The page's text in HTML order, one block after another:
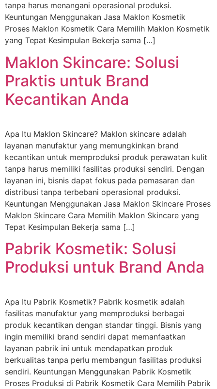
tanpa harus menangani operasional produksi.
Keuntungan Menggunakan Jasa Maklon Kosmetik
Proses Maklon Kosmetik Cara Memilih Maklon Kosmetik
yang Tepat Kesimpulan Bekerja sama […]
Maklon Skincare: Solusi
Praktis untuk Brand
Kecantikan Anda
Apa Itu Maklon Skincare? Maklon skincare adalah
layanan manufaktur yang memungkinkan brand
kecantikan untuk memproduksi produk perawatan kulit
tanpa harus memiliki fasilitas produksi sendiri. Dengan
layanan ini, bisnis dapat fokus pada pemasaran dan
distribusi tanpa terbebani operasional produksi.
Keuntungan Menggunakan Jasa Maklon Skincare Proses
Maklon Skincare Cara Memilih Maklon Skincare yang
Tepat Kesimpulan Bekerja sama […]
Pabrik Kosmetik: Solusi
Produksi untuk Brand Anda
Apa Itu Pabrik Kosmetik? Pabrik kosmetik adalah
fasilitas manufaktur yang memproduksi berbagai
produk kecantikan dengan standar tinggi. Bisnis yang
ingin memiliki brand sendiri dapat memanfaatkan
layanan pabrik ini untuk mendapatkan produk
berkualitas tanpa perlu membangun fasilitas produksi
sendiri. Keuntungan Menggunakan Pabrik Kosmetik
Proses Produksi di Pabrik Kosmetik Cara Memilih Pabrik